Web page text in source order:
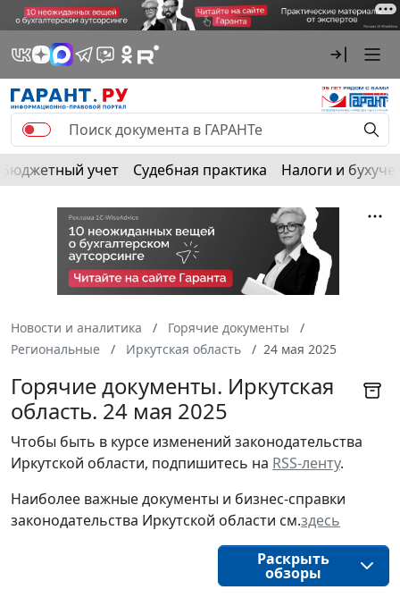
Бюджетный учет Судебная практика Налоги и
Новости и аналитика
Горячие документы
Региональные
Иркутская область 24 мая 2025
Горячие документы. Иркутская
область. 24 мая 2025
Чтобы быть в курсе изменений законодательства
Иркутской области, подпишитесь на RSS-ленту.
Наиболее важные документы и бизнес-справки
законодательства Иркутской области см.здесь
Раскрыть
обзоры